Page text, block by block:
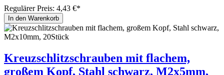
Regulärer Preis: 4,43 €*
In den Warenkorb
Kreuzschlitzschrauben mit flachem,
großem Kopf, Stahl schwarz, M2x5mm,